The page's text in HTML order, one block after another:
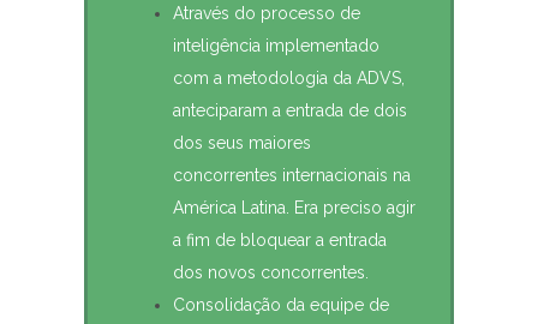
Através do processo de
inteligência implementado
com a metodologia da ADVS,
anteciparam a entrada de dois
dos seus maiores
concorrentes internacionais na
América Latina. Era preciso agir
a fim de bloquear a entrada
dos novos concorrentes.
Consolidação da equipe de